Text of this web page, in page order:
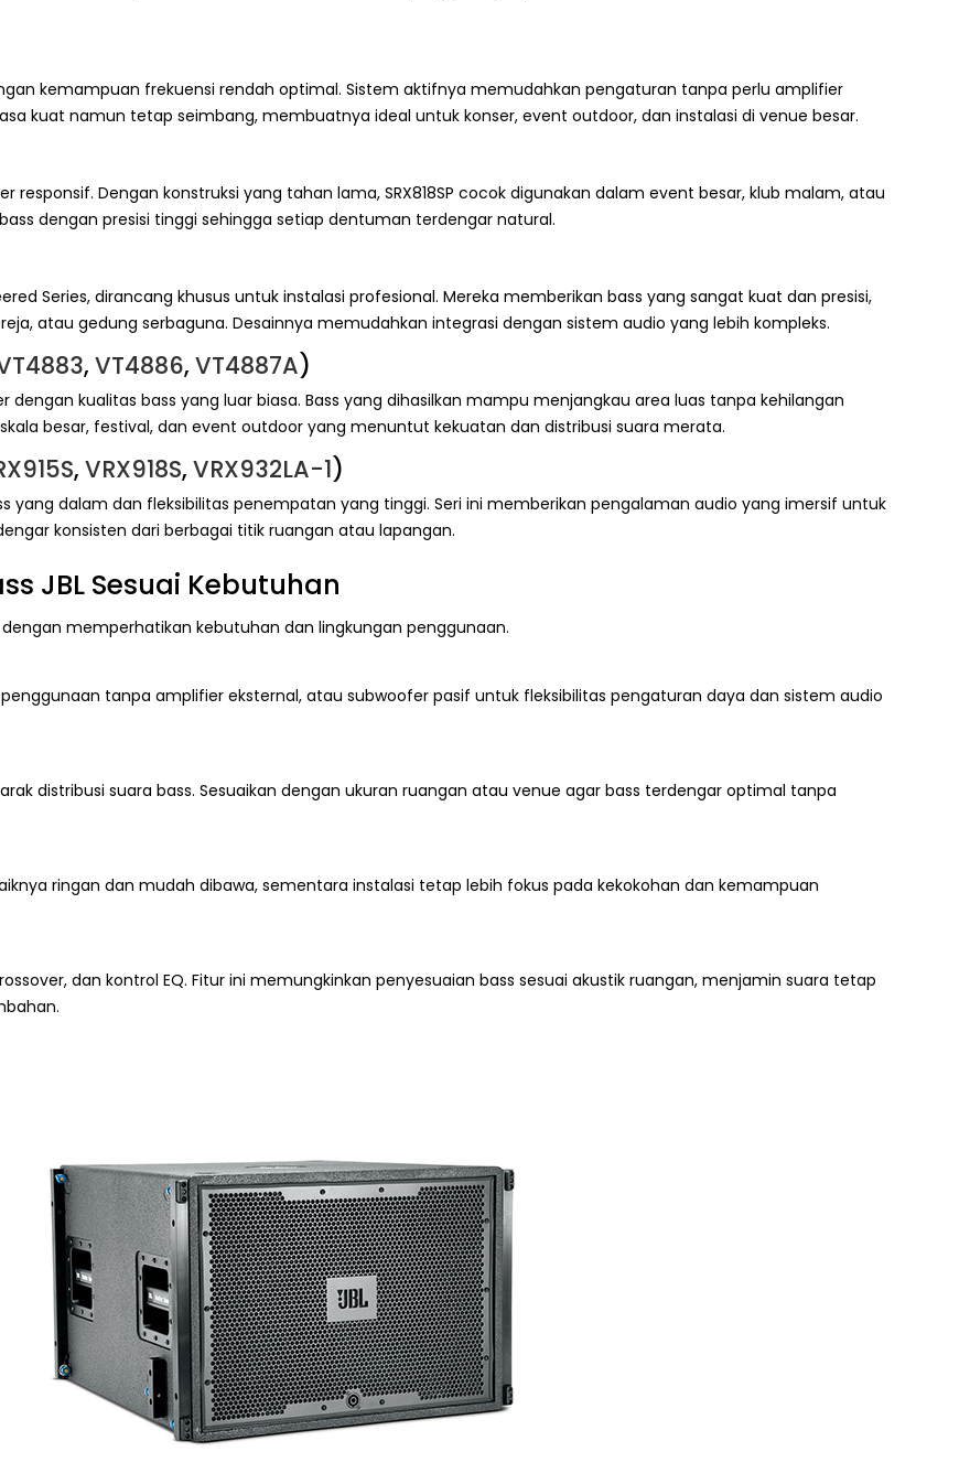
kemampuan frekuensi rendah optimal. Sistem aktifnya memudahkan pengaturan tanpa perlu amplifier
kuat namun tetap seimbang, membuatnya ideal untuk konser, event outdoor, dan instalasi di venue besar.
responsif. Dengan konstruksi yang tahan lama, SRX818SP cocok digunakan dalam event besar, klub malam, atau
dengan presisi tinggi sehingga setiap dentuman terdengar natural.
Series, dirancang khusus untuk instalasi profesional. Mereka memberikan bass yang sangat kuat dan presisi,
atau gedung serbaguna. Desainnya memudahkan integrasi dengan sistem audio yang lebih kompleks.
, VT4886, VT4887A)
dengan kualitas bass yang luar biasa. Bass yang dihasilkan mampu menjangkau area luas tanpa kehilangan
besar, festival, dan event outdoor yang menuntut kekuatan dan distribusi suara merata.
, VRX918S, VRX932LA-1)
yang dalam dan fleksibilitas penempatan yang tinggi. Seri ini memberikan pengalaman audio yang imersif untuk
konsisten dari berbagai titik ruangan atau lapangan.
JBL Sesuai Kebutuhan
memperhatikan kebutuhan dan lingkungan penggunaan.
tanpa amplifier eksternal, atau subwoofer pasif untuk fleksibilitas pengaturan daya dan sistem audio
distribusi suara bass. Sesuaikan dengan ukuran ruangan atau venue agar bass terdengar optimal tanpa
ringan dan mudah dibawa, sementara instalasi tetap lebih fokus pada kekokohan dan kemampuan
dan kontrol EQ. Fitur ini memungkinkan penyesuaian bass sesuai akustik ruangan, menjamin suara tetap